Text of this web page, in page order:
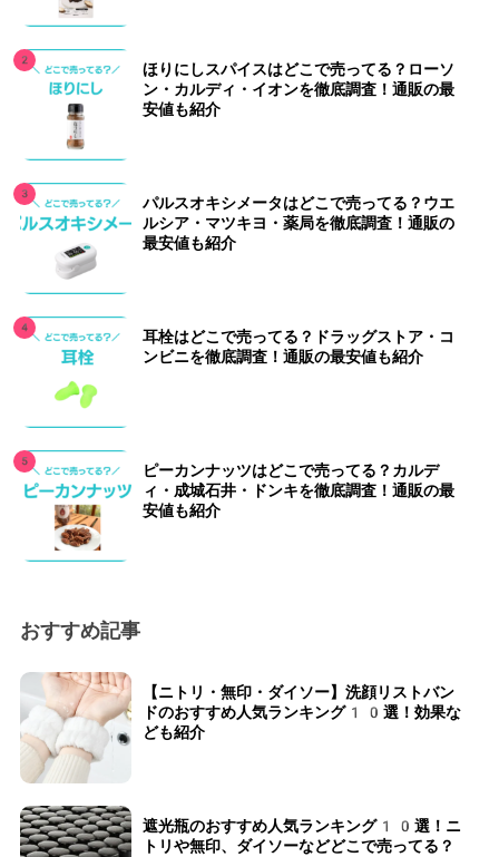
ほりにしスパイスはどこで売ってる？ローソ
ン・カルディ・イオンを徹底調査！通販の最
安値も紹介
パルスオキシメータはどこで売ってる？ウエ
ルシア・マツキヨ・薬局を徹底調査！通販の
最安値も紹介
耳栓はどこで売ってる？ドラッグストア・コ
ンビニを徹底調査！通販の最安値も紹介
ピーカンナッツはどこで売ってる？カルデ
ィ・成城石井・ドンキを徹底調査！通販の最
安値も紹介
おすすめ記事
【ニトリ・無印・ダイソー】洗顔リストバン
ドのおすすめ人気ランキング10選！効果な
ども紹介
遮光瓶のおすすめ人気ランキング10選！ニ
トリや無印、ダイソーなどどこで売ってる？